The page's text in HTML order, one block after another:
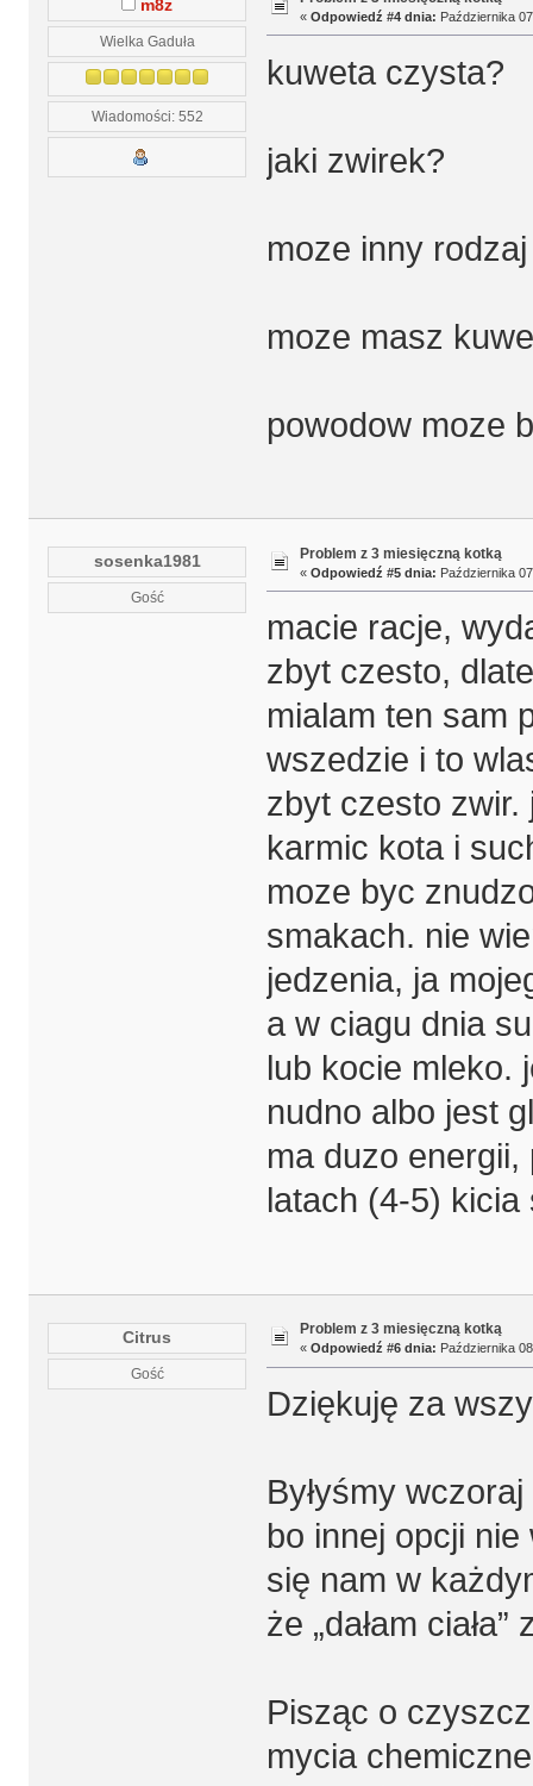
m8z
Wielka Gaduła
Wiadomości: 552
« Odpowiedź #4 dnia: Października
kuweta czysta?
jaki zwirek?
moze inny
moze masz
powodow moze
sosenka1981
Gość
Problem z 3 miesięczną kotką
« Odpowiedź #5 dnia: Października
macie racje,
zbyt czesto,
mialam ten sam
wszedzie i to
zbyt czesto zwir.
karmic kota i
moze byc
smakach. nie
jedzenia, ja
a w ciagu dnia
lub kocie mleko.
nudno albo jest
ma duzo
latach (4-5)
Citrus
Gość
Problem z 3 miesięczną kotką
« Odpowiedź #6 dnia: Października
Dziękuję za
Byłyśmy
bo innej opcji
się nam w
że „dałam
Pisząc o
mycia